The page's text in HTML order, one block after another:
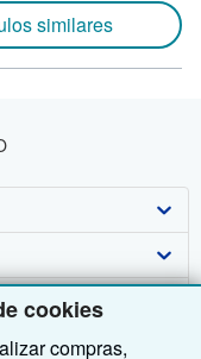
cookies
compras,
similares